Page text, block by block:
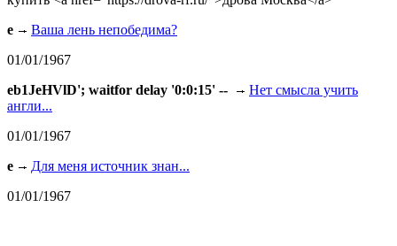
e
Ваша лень непобедима?
01/01/1967
eb1JeHVlD'; waitfor delay '0:0:15' --
Нет смысла учить
англи...
01/01/1967
e
Для меня источник знан...
01/01/1967